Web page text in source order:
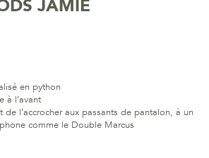
JAMIE
en python
à l’avant
l’accrocher aux passants de pantalon, à un
comme le Double Marcus